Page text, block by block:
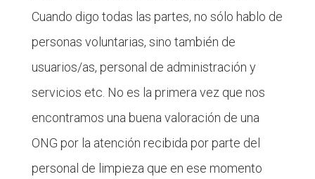
Cuando digo todas las partes, no sólo hablo de
personas voluntarias, sino también de
usuarios/as, personal de administración y
servicios etc. No es la primera vez que nos
encontramos una buena valoración de una
ONG por la atención recibida por parte del
personal de limpieza que en ese momento